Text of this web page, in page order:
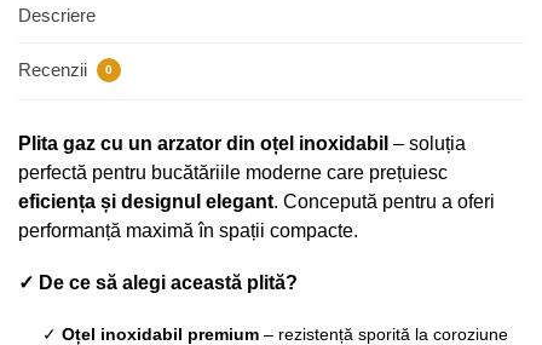
Descriere
Recenzii 0
Plita gaz cu un arzator din oțel inoxidabil – soluția
perfectă pentru bucătăriile moderne care prețuiesc
eficiența și designul elegant. Concepută pentru a oferi
performanță maximă în spații compacte.
✓ De ce să alegi această plită?
✓ Oțel inoxidabil premium – rezistență sporită la coroziune